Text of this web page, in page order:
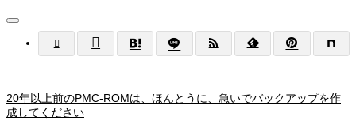
20年以上前のPMC-ROMは、ほんとうに、急いでバックアップを作
成してください